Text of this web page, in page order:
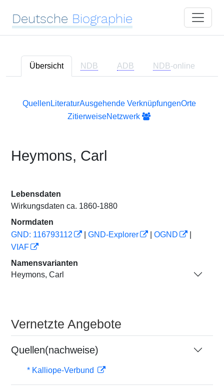
Deutsche Biographie
Übersicht NDB ADB NDB-online
Quellen LiteraturAusgehende VerknüpfungenOrte
ZitierweiseNetzwerk
Heymons, Carl
Lebensdaten
Wirkungsdaten ca. 1860-1880
Normdaten
GND: 116793112
GND-Explorer OGND
VIAF
Namensvarianten
Heymons, Carl
Vernetzte Angebote
Quellen(nachweise)
* Kalliope-Verbund